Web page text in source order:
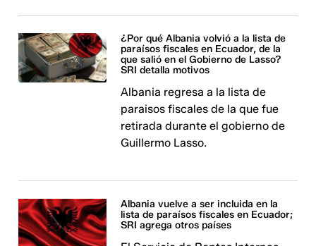
¿Por qué Albania volvió a la lista de
paraísos fiscales en Ecuador, de la
que salió en el Gobierno de Lasso?
SRI detalla motivos
Albania regresa a la lista de
paraisos fiscales de la que fue
retirada durante el gobierno de
Guillermo Lasso.
Albania vuelve a ser incluida en la
lista de paraísos fiscales en Ecuador;
SRI agrega otros países